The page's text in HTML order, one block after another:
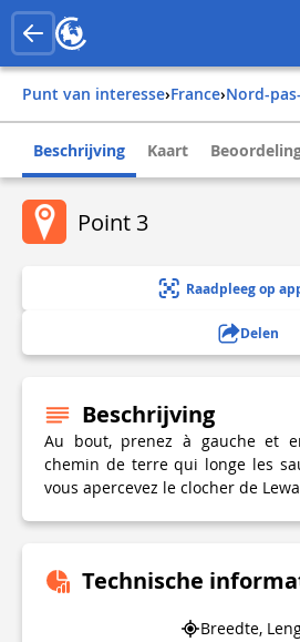
Punt van interesse› france› nord-
Beschrijving Kaart
Point 3
Raadpleeg op
Delen
Beschrijving
Au bout, prenez à gauche et
chemin de terre qui longe les
vous apercevez le clocher de
Technische
Breedte,